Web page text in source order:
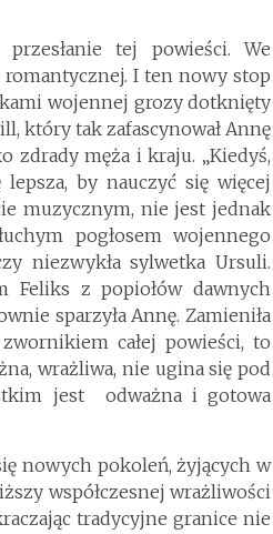
tej powieści. We
I ten nowy stop
wojennej grozy dotknięty
który tak zafascynował Annę
zdrady męża i kraju. „Kiedyś,
by nauczyć się więcej
muzycznym, nie jest jednak
pogłosem wojennego
niezwykła sylwetka Ursuli.
Feliks z popiołów dawnych
sparzyła Annę. Zamieniła
całej powieści, to
wrażliwa, nie ugina się pod
jest odważna i gotowa
nowych pokoleń, żyjących w
współczesnej wrażliwości
tradycyjne granice nie